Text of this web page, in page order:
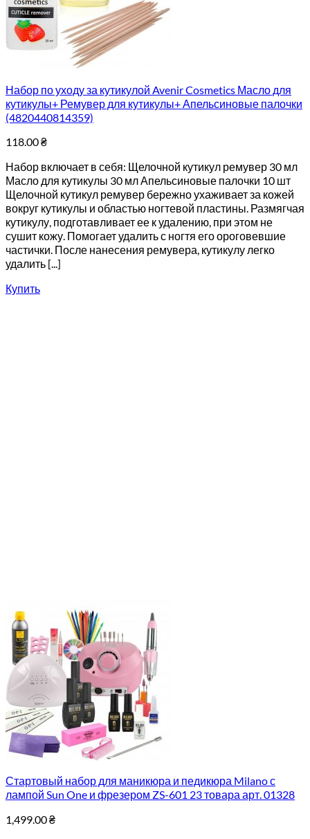
Набор по уходу за кутикулой Avenir Cosmetics Масло для
кутикулы+ Ремувер для кутикулы+ Апельсиновые палочки
(4820440814359)
118.00₴
Набор включает в себя: Щелочной кутикул ремувер 30 мл
Масло для кутикулы 30 мл Апельсиновые палочки 10 шт
Щелочной кутикул ремувер бережно ухаживает за кожей
вокруг кутикулы и областью ногтевой пластины. Размягчая
кутикулу, подготавливает ее к удалению, при этом не
сушит кожу. Помогает удалить с ногтя его ороговевшие
частички. После нанесения ремувера, кутикулу легко
удалить [...]
Купить
Стартовый набор для маникюра и педикюра Milano с
лампой Sun One и фрезером ZS-601 23 товара арт. 01328
1,499.00₴